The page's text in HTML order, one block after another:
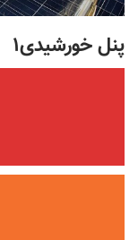
پنل خورشیدی۱